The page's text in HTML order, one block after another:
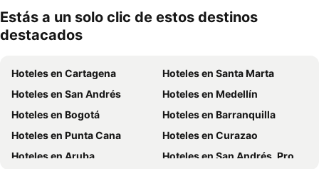
mascotas
Estás a un solo clic de estos destinos
destacados
Hoteles en Cartagena
Hoteles en Santa Marta
Hoteles en San Andrés
Hoteles en Medellín
Hoteles en Bogotá
Hoteles en Barranquilla
Hoteles en Punta Cana
Hoteles en Curazao
Hoteles en Aruba
Hoteles en San Andrés, Providencia and Santa Catalina